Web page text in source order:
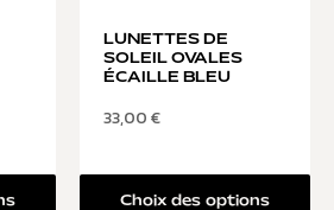
LUNETTES DE
SOLEIL OVALES
ÉCAILLE BLEU
33,00€
Choix des options